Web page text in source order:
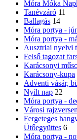
Móra Móka
Tanévzáró 11
Ballagás 14
Móra portya -
Móra portya -
Ausztriai nyelvi
Felső tagozat
Karácsonyi
Karácsony-kupa
Adventi vásár,
Nyílt nap 22
Móra portya -
Városi
Fergeteges
Ütőegyüttes 6
Móra portya -